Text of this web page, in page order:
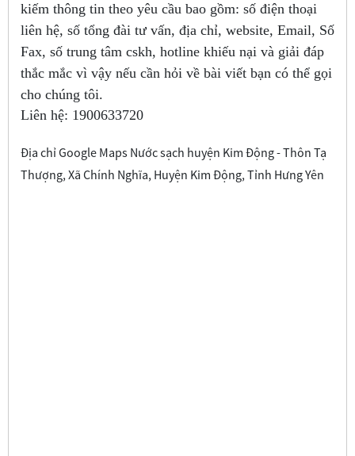
kiếm thông tin theo yêu cầu bao gồm: số điện thoại
liên hệ, số tổng đài tư vấn, địa chỉ, website, Email, Số
Fax, số trung tâm cskh, hotline khiếu nại và giải đáp
thắc mắc vì vậy nếu cần hỏi về bài viết bạn có thể gọi
cho chúng tôi.
Liên hệ: 1900633720
Địa chỉ Google Maps Nước sạch huyện Kim Động - Thôn Tạ
Thượng, Xã Chính Nghĩa, Huyện Kim Động, Tỉnh Hưng Yên